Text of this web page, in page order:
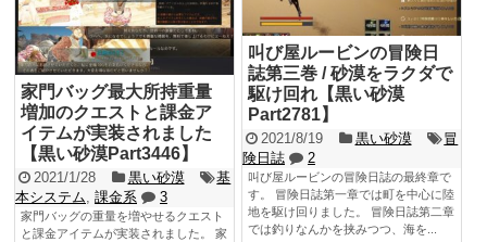
叫び屋ルービンの冒険日
誌第三巻 / 砂漠をラクダで
駆け回れ【黒い砂漠
Part2781】
2021/8/19 黒い砂漠
冒
険日誌
2
叫び屋ルービンの冒険日誌の最終章で
す。 冒険日誌第一章では町を中心に陸
地を駆け回りました。 冒険日誌第二章
では釣りなんかを挟みつつ、海を...
家門バッグ最大所持重量
増加のクエストと課金ア
イテムが実装されました
【黒い砂漠Part3446】
2021/1/28 黒い砂漠
基
本システム, 課金系 3
家門バッグの重量を増やせるクエスト
と課金アイテムが実装されました。 家